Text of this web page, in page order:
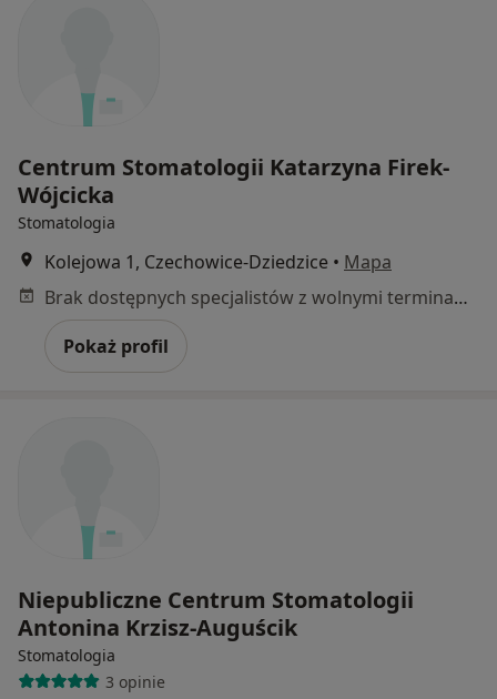
Centrum Stomatologii Katarzyna Firek-
Wójcicka
Stomatologia
Kolejowa 1, Czechowice-Dziedzice • Mapa
Brak dostępnych specjalistów z wolnymi terminami w tym centrum medycznym.
Pokaż profil
Niepubliczne Centrum Stomatologii
Antonina Krzisz-Auguścik
Stomatologia
3 opinie